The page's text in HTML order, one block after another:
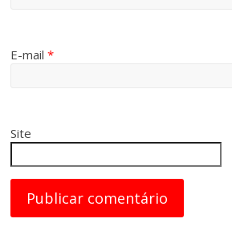
E-mail*
Site